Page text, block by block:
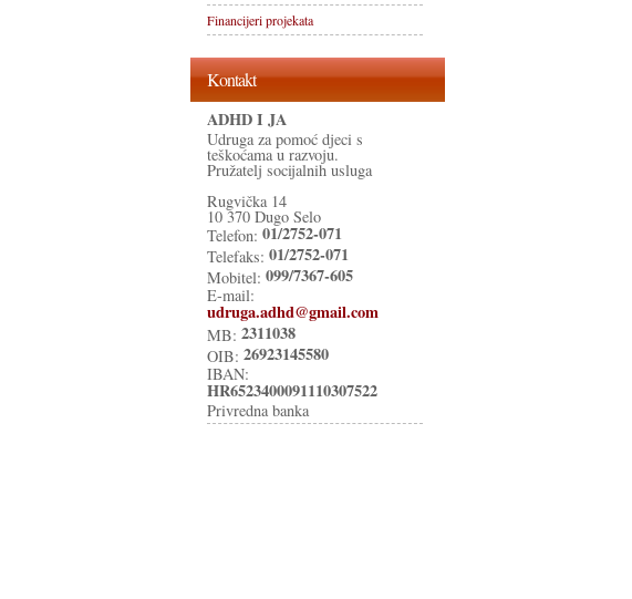
Financijeri projekata
Kontakt
ADHD I JA
Udruga za pomoć djeci s
teškoćama u razvoju.
Pružatelj socijalnih usluga
Rugvička 14
10 370 Dugo Selo
Telefon: 01/2752-071
Telefaks: 01/2752-071
Mobitel: 099/7367-605
E-mail:
udruga.adhd@gmail.com
MB: 2311038
OIB: 26923145580
IBAN:
HR6523400091110307522
Privredna banka